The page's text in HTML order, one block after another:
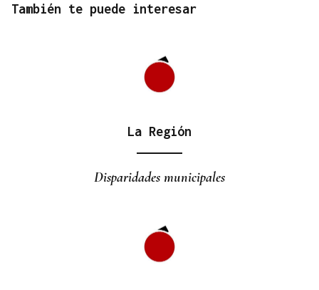
También te puede interesar
La Región
Disparidades municipales